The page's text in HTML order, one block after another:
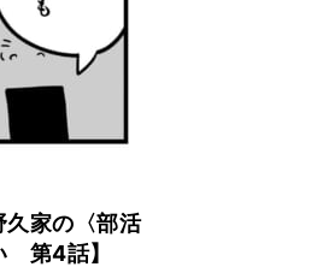
家の〈部活
第4話】